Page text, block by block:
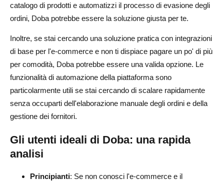
catalogo di prodotti e automatizzi il processo di evasione degli
ordini, Doba potrebbe essere la soluzione giusta per te.
Inoltre, se stai cercando una soluzione pratica con integrazioni
di base per l'e-commerce e non ti dispiace pagare un po' di più
per comodità, Doba potrebbe essere una valida opzione. Le
funzionalità di automazione della piattaforma sono
particolarmente utili se stai cercando di scalare rapidamente
senza occuparti dell'elaborazione manuale degli ordini e della
gestione dei fornitori.
Gli utenti ideali di Doba: una rapida
analisi
Principianti: Se non conosci l'e-commerce e il